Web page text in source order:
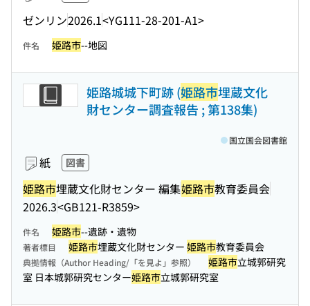
ゼンリン2026.1<YG111-28-201-A1>
件名 姫路市--地図
姫路城城下町跡 (姫路市埋蔵文化
財センター調査報告 ; 第138集)
紙 図書
姫路市埋蔵文化財センター 編集姫路市教育委員会
2026.3<GB121-R3859>
国立国会図書館
件名 姫路市--遺跡・遺物
著者標目 姫路市埋蔵文化財センター 姫路市教育委員会
典拠情報（Author Heading/「を見よ」参照） 姫路市立城郭研究
室 日本城郭研究センター姫路市立城郭研究室